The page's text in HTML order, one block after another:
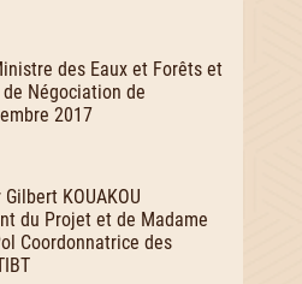
des Eaux et Forêts et
Négociation de
2017
KOUAKOU
du Projet et de Madame
Coordonnatrice des